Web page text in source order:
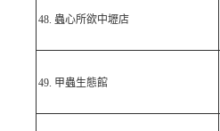
48. 蟲心所欲中壢店
49. 甲蟲生態館